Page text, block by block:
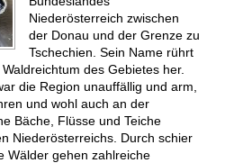
Niederösterreich zwischen
der Donau und der Grenze zu
Tschechien. Sein Name rührt
des Gebietes her.
die Region unauffällig und arm,
und wohl auch an der
Bäche, Flüsse und Teiche
Niederösterreichs. Durch schier
Wälder gehen zahlreiche